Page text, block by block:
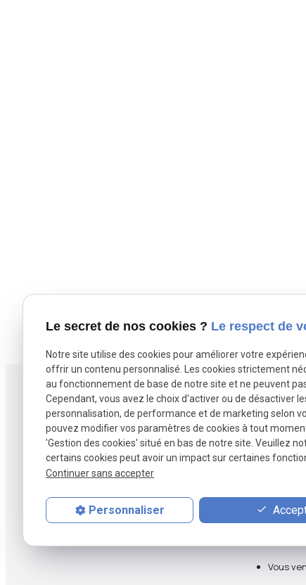
Agence B2M spécialisée en vente et
rachat de fonds de commerce à Lille et
dans les Hauts-de-France.
Vous
Le secret de nos cookies ? Le respect de
Notre site utilise des cookies pour améliorer votre
offrir un contenu personnalisé. Les cookies strictement
au fonctionnement de base de notre site et ne peuvent
Cependant, vous avez le choix d'activer ou de désactiver
personnalisation, de performance et de marketing selon
pouvez modifier vos paramètres de cookies à tout
'Gestion des cookies' situé en bas de notre site. Veuillez
certains cookies peut avoir un impact sur certaines
Continuer sans accepter
Personnaliser